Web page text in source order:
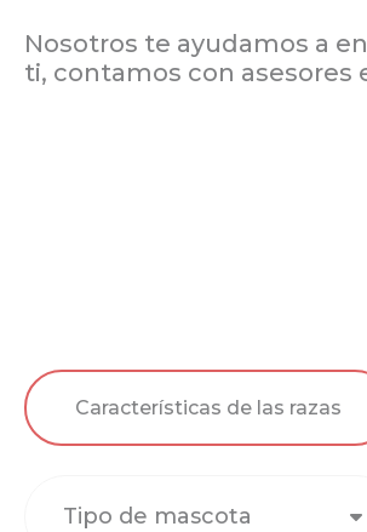
Nosotros te ayudamos a
ti, contamos con asesores
Características de las razas
Tipo de mascota